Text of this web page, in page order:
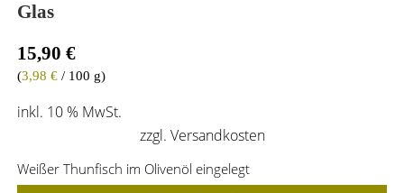
Glas
15,90 €
(3,98 €/ 100 g)
inkl. 10 % MwSt.
zzgl. Versandkosten
Weißer Thunfisch im Olivenöl eingelegt